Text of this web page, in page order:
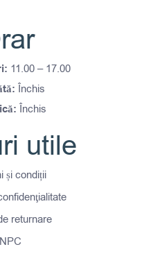
11.00 – 17.00
Închis
Închis
utile
și condiții
returnare